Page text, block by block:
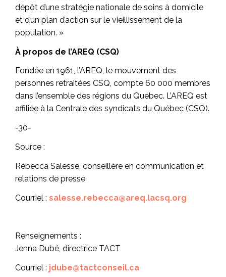
dépôt d’une stratégie nationale de soins à domicile
et d’un plan d’action sur le vieillissement de la
population. »
À propos de l’AREQ (CSQ)
Fondée en 1961, l’AREQ, le mouvement des
personnes retraitées CSQ, compte 60 000 membres
dans l’ensemble des régions du Québec. L’AREQ est
affiliée à la Centrale des syndicats du Québec (CSQ).
-30-
Source :
Rébecca Salesse, conseillère en communication et
relations de presse
Courriel : salesse.rebecca@areq.lacsq.org
Renseignements :
Jenna Dubé, directrice TACT
Courriel : jdube@tactconseil.ca